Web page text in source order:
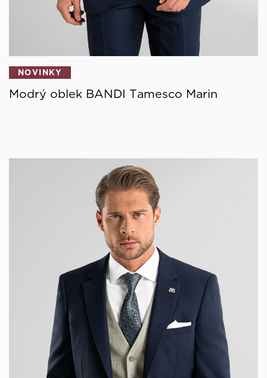
NOVINKY
Modrý oblek BANDI Tamesco Marin